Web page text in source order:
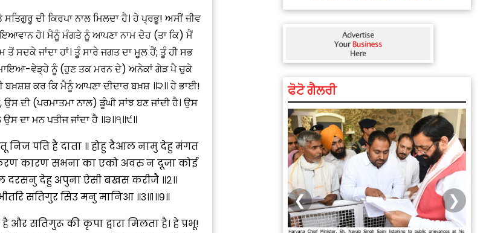
ਦੀ ਕਿਰਪਾ ਨਾਲ ਮਿਲਦਾ ਹੈ। ਹੇ ਪ੍ਰਭੂ! ਅਸੀਂ ਜੀਵ
ਹੋ। ਮੈਨੂੰ ਮੰਗਤੇ ਨੂੰ ਆਪਣਾ ਨਾਮ ਦੇਹ (ਤਾ ਕਿ) ਮੈਂ
ਸਦਕੇ ਜਾਂਦਾ ਹਾਂ। ਤੂੰ ਸਾਰੇ ਜਗਤ ਦਾ ਮੂਲ ਹੈਂ; ਤੂੰ ਹੀ ਸਭ
ਮਾਇਆ-ਵੇੜ੍ਹੇ ਨੂੰ (ਹੁਣ ਤਕ ਮਰਨ ਦੇ) ਅਨੇਕਾਂ ਗੇੜ ਪੈ ਚੁਕੇ
ਕਰ ਕਿ ਮੈਨੂੰ ਆਪਣਾ ਦੀਦਾਰ ਬਖ਼ਸ਼ ॥੨॥ ਹੇ ਭਾਈ!
ਦੀ (ਪਰਮਾਤਮਾ ਨਾਲ) ਡੂੰਘੀ ਸਾਂਝ ਬਣ ਜਾਂਦੀ ਹੈ। ਉਸ
ਦਾ ਮਨ ਪਤੀਜ ਜਾਂਦਾ ਹੈ ॥੩॥੧॥੯॥
निज पति है दाता ॥ होहु दैआल नामु देहु मंगत
करण कारण सभना का एको अवरु न दूजा कोई
दरसनु देहु अपुना ऐसी बखस करीजै ॥२॥
सतिगुर सिउ मनु मानिआ ॥३॥१॥९॥
सतिगुरू की कृपा द्वारा मिलता है। हे प्रभू!
ਫੋਟੋ ਗੈਲਰੀ
❮ ❯